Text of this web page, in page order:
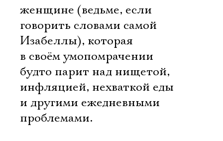
женщине (ведьме, если
говорить словами самой
Изабеллы), которая
в своём умопомрачении
будто парит над нищетой,
инфляцией, нехваткой еды
и другими ежедневными
проблемами.